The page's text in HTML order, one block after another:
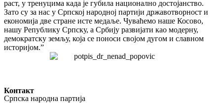
раст, у тренуцима када је губила национално достојанство.
Зато су за нас у Српској народној партији државотворност и
економија две стране исте медаље. Чуваћемо наше Косово,
нашу Републику Српску, а Србију развијати као модерну,
демократску земљу, која се поноси својом дугом и славном
историјом.”
Контакт
Српска народна партија